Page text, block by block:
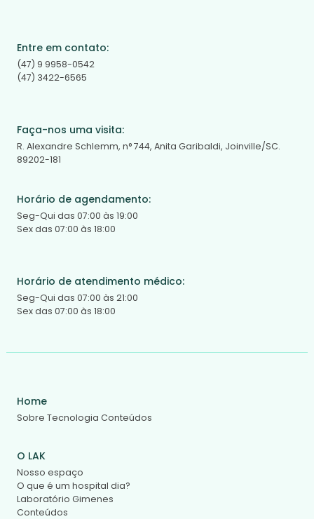
Entre em contato:
(47) 9 9958-0542
(47) 3422-6565
Faça-nos uma visita:
R. Alexandre Schlemm, n° 744, Anita Garibaldi, Joinville/SC.
89202-181
Horário de agendamento:
Seg-Qui das 07:00 às 19:00
Sex das 07:00 às 18:00
Horário de atendimento médico:
Seg-Qui das 07:00 às 21:00
Sex das 07:00 às 18:00
Home
Sobre Tecnologia Conteúdos
O LAK
Nosso espaço
O que é um hospital dia?
Laboratório Gimenes
Conteúdos